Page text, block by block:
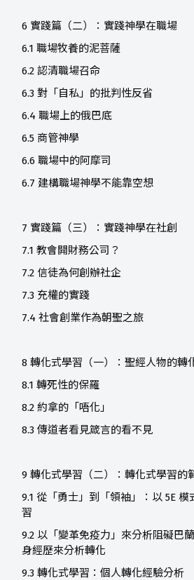
6 實踐篇（二）：實踐神學在職場
6.1 職場牧養的泥菩薩
6.2 認清職場召命
6.3 對「自私」的批判性反省
6.4 職場上的俄巴底
6.5 商管神學
6.6 職場中的阿摩司
6.7 建構職場神學不能靠空想
7 實踐篇（三）：實踐神學在社創
7.1 教會開財務公司？
7.2 信徒為何創辦社企
7.3 充權的實踐
7.4 社會創業作為朝聖之旅
8 轉化式學習（一）：聖經人物的轉
8.1 轉死性的保羅
8.2 約拿的「唔化」
8.3 傳道者看見箴言的看不見
9 轉化式學習（二）：轉化式學習的
9.1 從「勇士」到「領袖」：以 5E
習
9.2 以「變革免疫力」來分析阻礙巴
身經歷來分析轉化
9.3 轉化式學習：個人轉化經驗分析